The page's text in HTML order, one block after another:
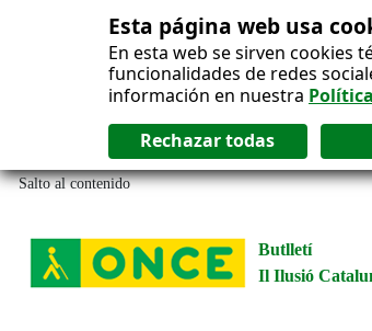
Esta página web usa
En esta web se sirven cookies
funcionalidades de redes
información en nuestra
Salto al contenido
Butlletí
Il Ilusió